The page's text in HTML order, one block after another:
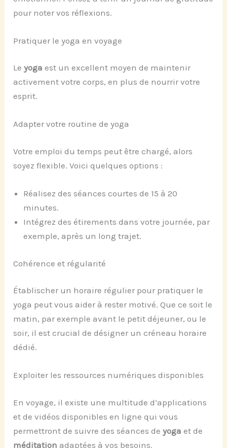
pour noter vos réflexions.
Pratiquer le yoga en voyage
Leyoga est un excellent moyen de maintenir
activement votre corps, en plus de nourrir votre
esprit.
Adapter votre routine de yoga
Votre emploi du temps peut être chargé, alors
soyez flexible. Voici quelques options :
Réalisez des séances courtes de 15 à 20
minutes.
Intégrez des étirements dans votre journée, par
exemple, après un long trajet.
Cohérence et régularité
Établischer un horaire régulier pour pratiquer le
yoga peut vous aider à rester motivé. Que ce soit le
matin, par exemple avant le petit déjeuner, ou le
soir, il est crucial de désigner un créneau horaire
dédié.
Exploiter les ressources numériques disponibles
En voyage, il existe une multitude d’applications
et de vidéos disponibles en ligne qui vous
permettront de suivre des séances deyoga et de
méditation adaptées à vos besoins.